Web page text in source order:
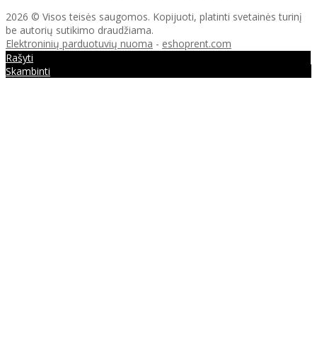
2026 © Visos teisės saugomos. Kopijuoti, platinti svetainės turinį
be autorių sutikimo draudžiama.
Elektroninių parduotuvių nuoma - eshoprent.com
Rašyti
Skambinti